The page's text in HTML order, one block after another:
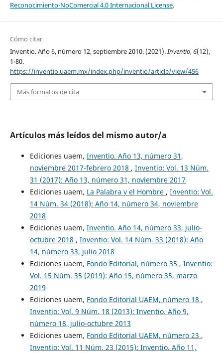
Reconocimiento-NoComercial 4.0 Internacional License.
Cómo citar
Inventio. Año 6, número 12, septiembre 2010. (2021).Inventio,6(12),
1-80.
https://inventio.uaem.mx/index.php/inventio/article/view/456
Más formatos de cita
Artículos más leídos del mismo autor/a
Ediciones uaem, Inventio. Año 13, número 31,
noviembre 2017-febrero 2018 , Inventio: Vol. 13 Núm.
31 (2017): Año 13, número 31, noviembre 2017
Ediciones uaem, La Palabra y el Hombre , Inventio: Vol.
14 Núm. 34 (2018): Año 14, número 34, noviembre
2018
Ediciones uaem, Inventio. Año 14, número 33, julio-
octubre 2018 , Inventio: Vol. 14 Núm. 33 (2018): Año
14, número 33, julio 2018
Ediciones uaem, Fondo Editorial, número 35 , Inventio:
Vol. 15 Núm. 35 (2019): Año 15, número 35, marzo
2019
Ediciones uaem, Fondo Editorial UAEM, número 18 ,
Inventio: Vol. 9 Núm. 18 (2013): Inventio. Año 9,
número 18, julio-octubre 2013
Ediciones uaem, Fondo Editorial UAEM, número 23 ,
Inventio: Vol. 11 Núm. 23 (2015): Inventio. Año 11,